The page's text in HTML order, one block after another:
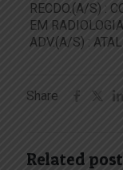
RECDO.(A/S) :
EM
ADV.(A/S) :
Share
Related